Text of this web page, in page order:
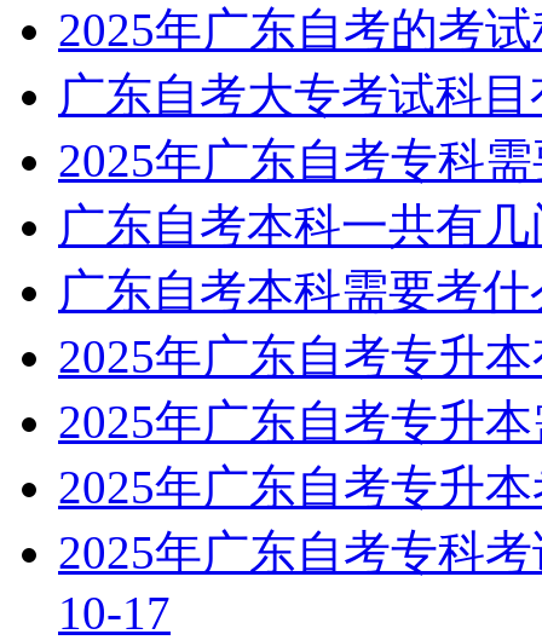
2025年广东自考的考
广东自考大专考试科
2025年广东自考专科
广东自考本科一共有
广东自考本科需要考
2025年广东自考专升
2025年广东自考专升
2025年广东自考专升
2025年广东自考专科
10-17